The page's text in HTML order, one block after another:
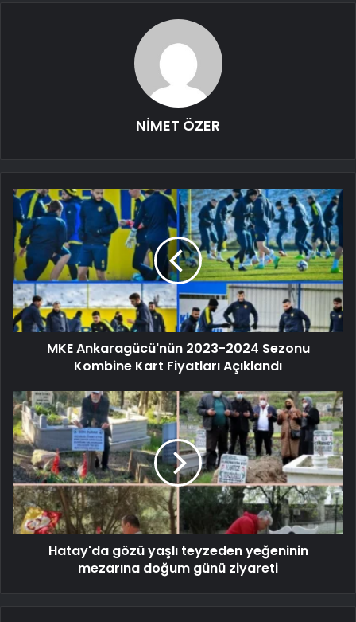
NİMET ÖZER
MKE Ankaragücü'nün 2023-2024 Sezonu
Kombine Kart Fiyatları Açıklandı
Hatay'da gözü yaşlı teyzeden yeğeninin
mezarına doğum günü ziyareti